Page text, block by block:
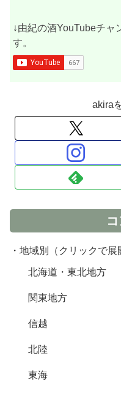
↓由紀の酒YouTubeチャ
す。
akira
・地域別（クリックで展
北海道・東北地方
関東地方
信越
北陸
東海